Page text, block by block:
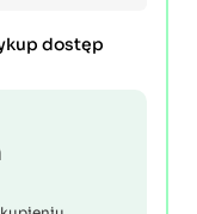
dostęp